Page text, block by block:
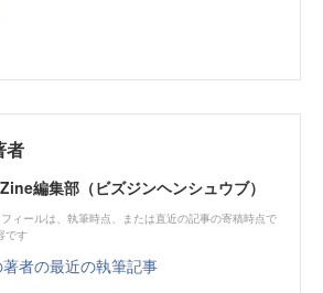
者
編集部（ビズジンヘンシュウブ）
ィールは、執筆時点、または直近の記事の寄稿時点で
です
著者の最近の執筆記事